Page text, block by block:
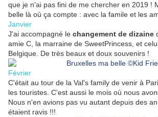
que je n'ai pas fini de me chercher en 2019 !
belle là où ça compte : avec la famile et les
Janvier
J'ai accompagné le changement de dizaine
amie C, la marraine de SweetPrincess, et
Belgique. De très beaux et doux souvenirs !
Février
C'était au tour de la Val's family de venir à
les touristes. C'est aussi le mois où nous
Nous n'en avions pas vu autant depuis des
étaient ravis !!!